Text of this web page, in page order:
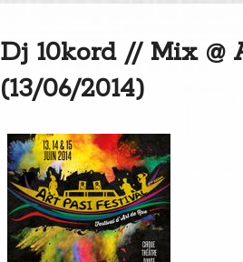
Dj 10kord // Mix @
(13/06/2014)